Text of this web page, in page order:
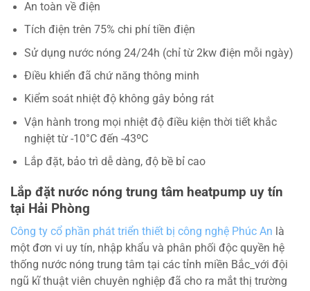
An toàn về điện
Tích điện trên 75% chi phí tiền điện
Sử dụng nước nóng 24/24h (chỉ từ 2kw điện mỗi ngày)
Điều khiển đã chứ năng thông minh
Kiểm soát nhiệt độ không gây bỏng rát
Vận hành trong mọi nhiệt độ điều kiện thời tiết khắc
nghiệt từ -10°C đến -43ºC
Lắp đặt, bảo trì dễ dàng, độ bề bỉ cao
Lắp đặt nước nóng trung tâm heatpump uy tín
tại Hải Phòng
Công ty cổ phần phát triển thiết bị công nghệ Phúc An là
một đơn vi uy tín, nhập khẩu và phân phối độc quyền hệ
thống nước nóng trung tâm tại các tỉnh miền Bắc_với đội
ngũ kĩ thuật viên chuyên nghiệp đã cho ra mắt thị trường